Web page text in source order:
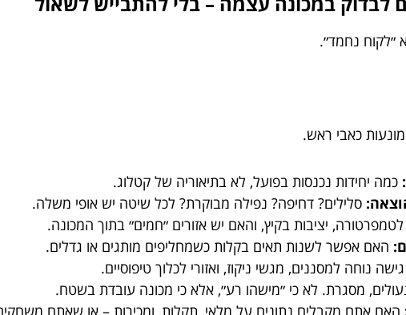
נחמד״.
כאבי ראש.
כמה יחידות נכנסות בפועל, לא בתיאוריה של קטלוג.
סלילים? דחיפה? נפילה מבוקרת? לכל שיטה יש אופי משלה.
יציבות בקיץ, והאם יש אזורים ״חמים״ בתוך המכונה.
האם אפשר לשנות תאים בקלות כשמחליפים מותגים או גדלים.
גישה נוחה למסננים, מגשי ניקוז, ואזורי לכלוך טיפוסיים.
מסגרת. לא כי ״מישהו רע״, אלא כי מכונה עובדת בשטח.
האם אתם מקבלים נתונים על מלאי, תקלות, ומכירות – או שאתם משחקים